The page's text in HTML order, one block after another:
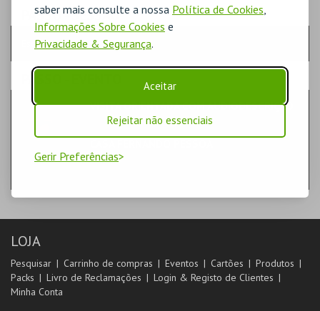
saber mais consulte a nossa Política de Cookies
Informações Sobre Cookies e
Privacidade & Segurança.
Aceitar
Rejeitar não essenciais
Gerir Preferências
PASSO- SESSÃO
Escolha a sessão pretendida
PASSO
VISITA ORIENTADA COM AUDIODESCRIÇÃO
TEATRO & ARTE | VISITAS GUIADAS
MUSEU
LOJA
Pesquisar Carrinho de compras Eventos Cartões
Produtos
Packs
Livro de Reclamações
Login & Registo de Clientes
Minha Conta